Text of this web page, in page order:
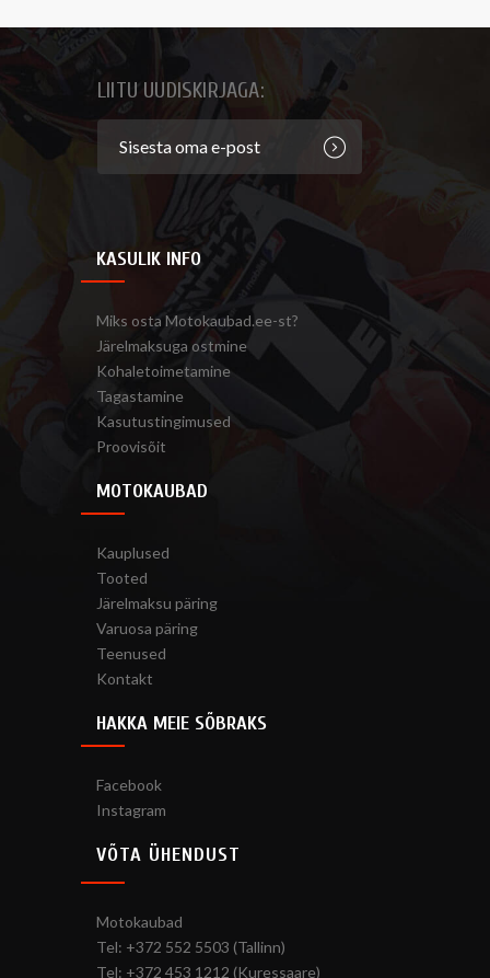
LIITU UUDISKIRJAGA:
KASULIK INFO
Miks osta Motokaubad.ee-st?
Järelmaksuga ostmine
Kohaletoimetamine
Tagastamine
Kasutustingimused
Proovisõit
MOTOKAUBAD
Kauplused
Tooted
Järelmaksu päring
Varuosa päring
Teenused
Kontakt
HAKKA MEIE SÕBRAKS
Facebook
Instagram
VÕTA ÜHENDUST
Motokaubad
Tel: +372 552 5503 (Tallinn)
Tel: +372 453 1212 (Kuressaare)